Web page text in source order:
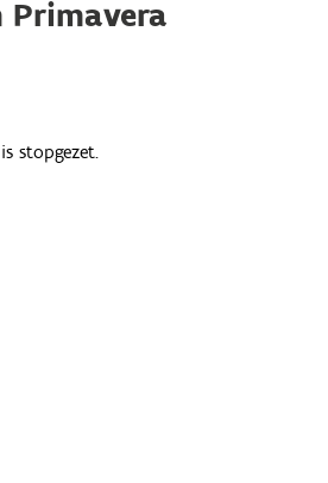
Primavera
stopgezet.